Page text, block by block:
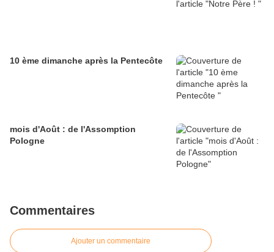
10 ème dimanche après la Pentecôte
mois d'Août : de l'Assomption
Pologne
Commentaires
Ajouter un commentaire